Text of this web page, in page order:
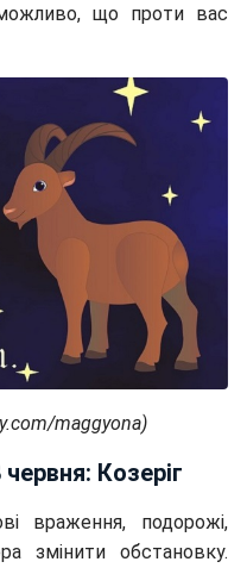
що проти вас
maggyona)
Козеріг
враження, подорожі,
змінити обстановку.